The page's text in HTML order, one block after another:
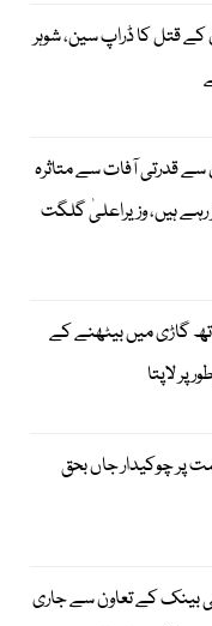
خاتون کے قتل کا ڈراپ سین، شوہر
قدرتی آفات سے متاثرہ
رہے ہیں، وزیراعلیٰ گلگت
گاڑی میں بیٹھنے کے
پر چوکیدار جاں بحق
بینک کے تعاون سے جاری